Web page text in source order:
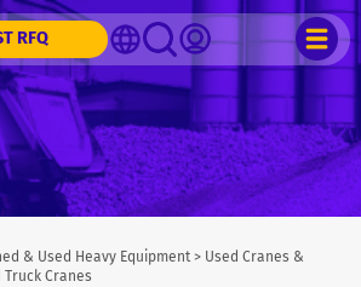
RFQ
& Used Heavy Equipment> Used Cranes &
Truck Cranes